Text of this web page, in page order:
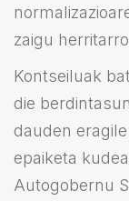
zaigu
Kontseiluak
die
dauden
epaiketa
Autogobernu